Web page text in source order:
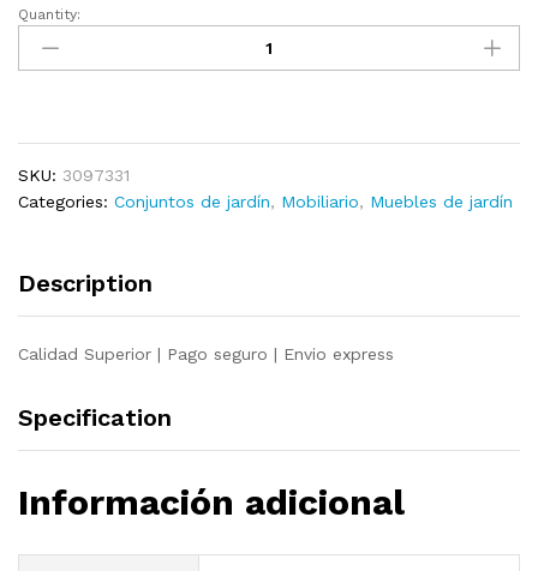
Juego
muebles
pzas
y
pino
Quantity:
SKU: 3097331
Categories: Conjuntos de jardín, Mobiliario, Muebles de jardín
Description
Calidad Superior | Pago seguro | Envio express
Specification
Información adicional